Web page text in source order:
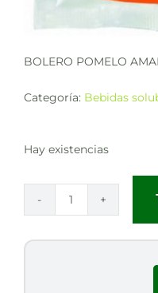
BOLERO POMELO
Categoría: Bebidas
Hay existencias
BOLERO